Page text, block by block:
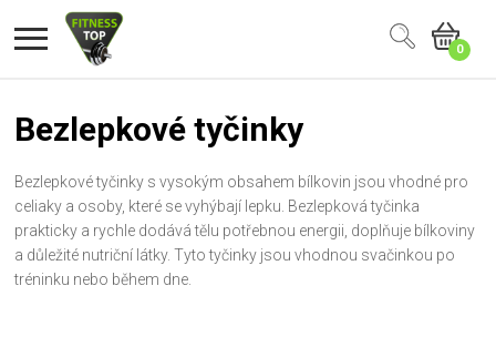
0
Bezlepkové tyčinky
Bezlepkové tyčinky s vysokým obsahem bílkovin jsou vhodné pro
celiaky a osoby, které se vyhýbají lepku. Bezlepková tyčinka
prakticky a rychle dodává tělu potřebnou energii, doplňuje bílkoviny
a důležité nutriční látky. Tyto tyčinky jsou vhodnou svačinkou po
tréninku nebo během dne.